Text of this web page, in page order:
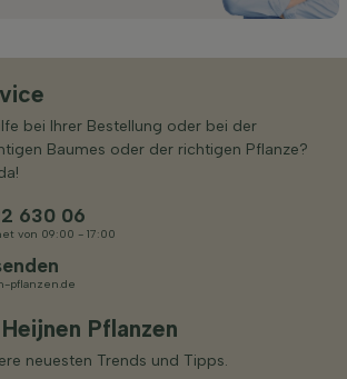
bei Ihrer Bestellung oder bei der
Baumes oder der richtigen Pflanze?
630 06
von 09:00 - 17:00
pflanzen.de
Pflanzen
neuesten Trends und Tipps.